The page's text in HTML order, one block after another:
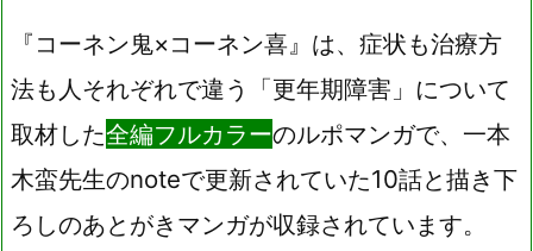
『コーネン鬼×コーネン喜』は、症状も治療方
法も人それぞれで違う「更年期障害」について
取材した全編フルカラーのルポマンガで、一本
木蛮先生のnoteで更新されていた10話と描き下
ろしのあとがきマンガが収録されています。